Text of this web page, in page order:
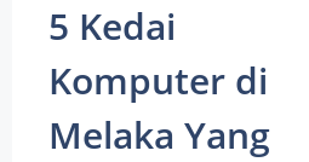
5 Kedai
Komputer di
Melaka Yang